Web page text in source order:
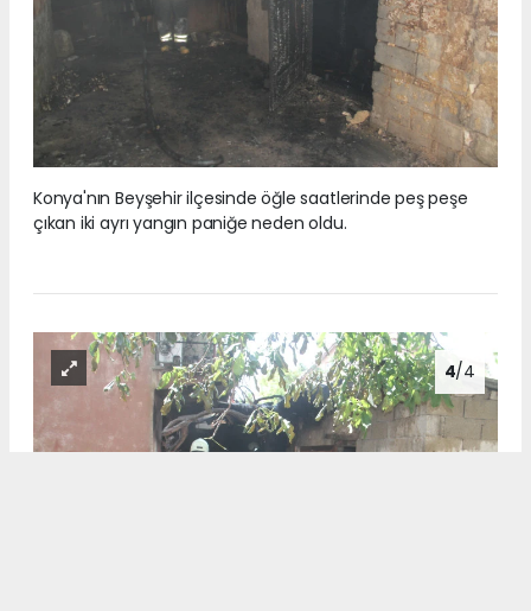
Konya'nın Beyşehir ilçesinde öğle saatlerinde peş peşe
çıkan iki ayrı yangın paniğe neden oldu.
4/4